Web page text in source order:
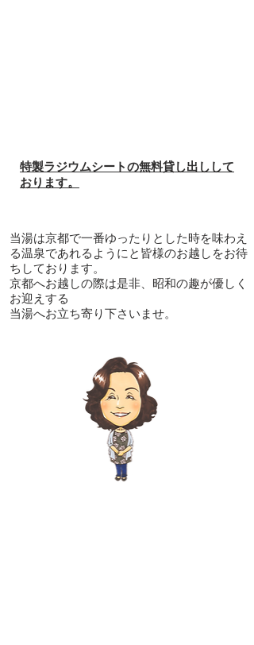
特製ラジウムシートの無料貸し出しして
おります。
当湯は京都で一番ゆったりとした時を味わえ
る温泉であれるようにと皆様のお越しをお待
ちしております。
京都へお越しの際は是非、昭和の趣が優しく
お迎えする
当湯へお立ち寄り下さいませ。